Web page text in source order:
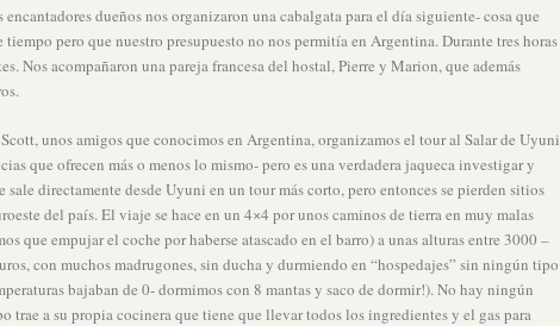
dueños nos organizaron una cabalgata para el día siguiente- cosa que
tiempo pero que nuestro presupuesto no nos permitía en Argentina. Durante tres horas
Nos acompañaron una pareja francesa del hostal, Pierre y Marion, que además
unos amigos que conocimos en Argentina, organizamos el tour al Salar de Uyuni
que ofrecen más o menos lo mismo- pero es una verdadera jaqueca investigar y
sale directamente desde Uyuni en un tour más corto, pero entonces se pierden sitios
del país. El viaje se hace en un 4×4 por unos caminos de tierra en muy malas
que empujar el coche por haberse atascado en el barro) a unas alturas entre 3000 –
con muchos madrugones, sin ducha y durmiendo en “hospedajes” sin ningún tipo
bajaban de 0- dormimos con 8 mantas y saco de dormir!). No hay ningún
trae a su propia cocinera que tiene que llevar todos los ingredientes y el gas para